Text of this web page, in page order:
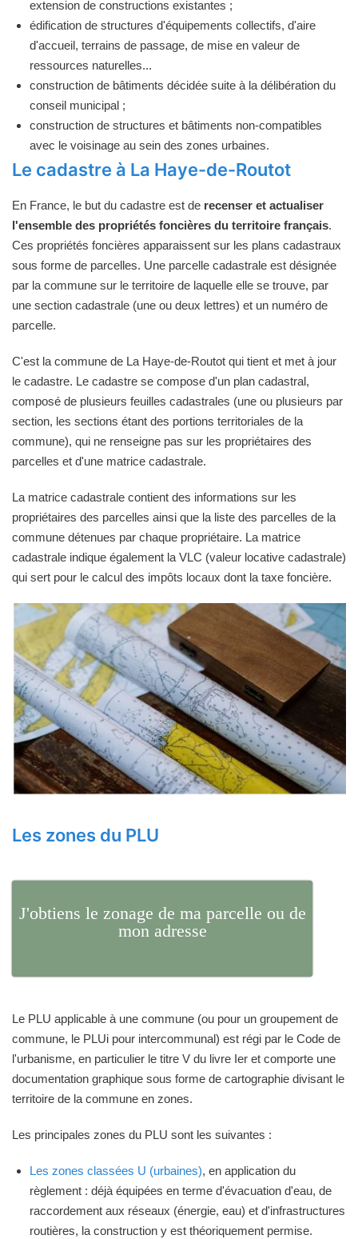
extension de constructions existantes ;
édification de structures d'équipements collectifs, d'aire
d'accueil, terrains de passage, de mise en valeur de
ressources naturelles...
construction de bâtiments décidée suite à la délibération du
conseil municipal ;
construction de structures et bâtiments non-compatibles
avec le voisinage au sein des zones urbaines.
Le cadastre à La Haye-de-Routot
En France, le but du cadastre est de recenser et actualiser
l'ensemble des propriétés foncières du territoire français.
Ces propriétés foncières apparaissent sur les plans cadastraux
sous forme de parcelles. Une parcelle cadastrale est désignée
par la commune sur le territoire de laquelle elle se trouve, par
une section cadastrale (une ou deux lettres) et un numéro de
parcelle.
C'est la commune de La Haye-de-Routot qui tient et met à jour
le cadastre. Le cadastre se compose d'un plan cadastral,
composé de plusieurs feuilles cadastrales (une ou plusieurs par
section, les sections étant des portions territoriales de la
commune), qui ne renseigne pas sur les propriétaires des
parcelles et d'une matrice cadastrale.
La matrice cadastrale contient des informations sur les
propriétaires des parcelles ainsi que la liste des parcelles de la
commune détenues par chaque propriétaire. La matrice
cadastrale indique également la VLC (valeur locative cadastrale)
qui sert pour le calcul des impôts locaux dont la taxe foncière.
Les zones du PLU
J'obtiens le zonage de ma parcelle ou de
mon adresse
Le PLU applicable à une commune (ou pour un groupement de
commune, le PLUi pour intercommunal) est régi par le Code de
l'urbanisme, en particulier le titre V du livre Ier et comporte une
documentation graphique sous forme de cartographie divisant le
territoire de la commune en zones.
Les principales zones du PLU sont les suivantes :
Les zones classées U (urbaines), en application du
règlement : déjà équipées en terme d'évacuation d'eau, de
raccordement aux réseaux (énergie, eau) et d'infrastructures
routières, la construction y est théoriquement permise.